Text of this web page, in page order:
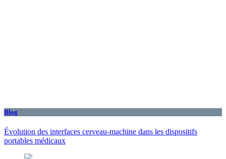
Blog
Évolution des interfaces cerveau-machine dans les dispositifs
portables médicaux